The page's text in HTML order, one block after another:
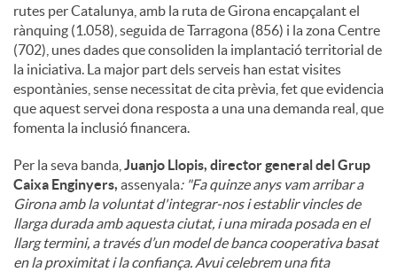
rutes per Catalunya, amb la ruta de Girona encapçalant el
rànquing (1.058), seguida de Tarragona (856) i la zona Centre
(702), unes dades que consoliden la implantació territorial de
la iniciativa. La major part dels serveis han estat visites
espontànies, sense necessitat de cita prèvia, fet que evidencia
que aquest servei dona resposta a una una demanda real, que
fomenta la inclusió financera.
Per la seva banda, Juanjo Llopis, director general del Grup
Caixa Enginyers, assenyala: "Fa quinze anys vam arribar a
Girona amb la voluntat d'integrar-nos i establir vincles de
llarga durada amb aquesta ciutat, i una mirada posada en el
llarg termini, a través d’un model de banca cooperativa basat
en la proximitat i la confiança. Avui celebrem una fita